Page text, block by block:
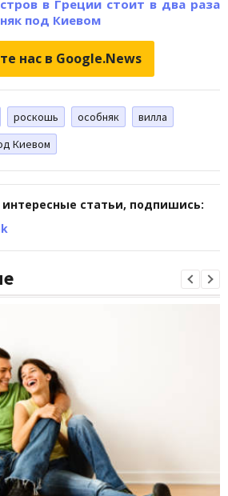
в Греции стоит в два раза
под Киевом
нас в Google.News
роскошь особняк
вилла
Киевом
интересные статьи, подпишись: